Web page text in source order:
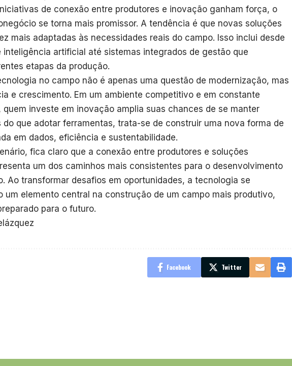
de conexão entre produtores e inovação ganham força, o
se torna mais promissor. A tendência é que novas soluções
mais adaptadas às necessidades reais do campo. Isso inclui desde
inteligência artificial até sistemas integrados de gestão que
etapas da produção.
no campo não é apenas uma questão de modernização, mas
e crescimento. Em um ambiente competitivo e em constante
investe em inovação amplia suas chances de se manter
do que adotar ferramentas, trata-se de construir uma nova forma de
em dados, eficiência e sustentabilidade.
fica claro que a conexão entre produtores e soluções
um dos caminhos mais consistentes para o desenvolvimento
Ao transformar desafios em oportunidades, a tecnologia se
um elemento central na construção de um campo mais produtivo,
para o futuro.
Facebook Twitter